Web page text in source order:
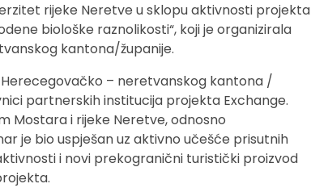
rijeke Neretve u sklopu aktivnosti projekta
biološke raznolikosti“, koji je organizirala
kantona/županije.
– neretvanskog kantona /
partnerskih institucija projekta Exchange.
Mostara i rijeke Neretve, odnosno
je bio uspješan uz aktivno učešće prisutnih
i novi prekogranični turistički proizvod